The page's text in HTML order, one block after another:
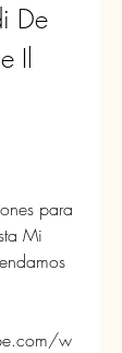
De
Il
para
Mi
w